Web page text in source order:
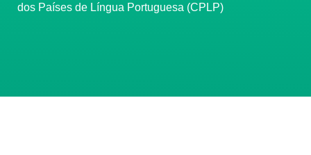
dos Países de Língua Portuguesa (CPLP)